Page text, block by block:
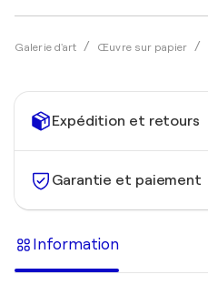
Galerie d'art Œuvre sur papier
Expédition et retours
Garantie et paiement
Information